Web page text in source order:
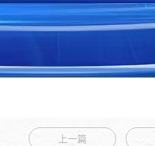
上一篇